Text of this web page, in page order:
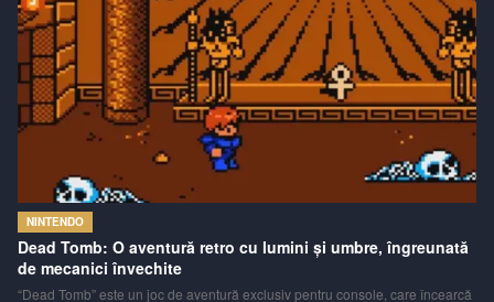
NINTENDO
Dead Tomb: O aventură retro cu lumini și umbre, îngreunată
de mecanici învechite
“Dead Tomb” este un joc de aventură exclusiv pentru console, care încearcă